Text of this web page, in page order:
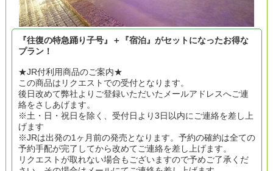
『往復の特急踊り子号』＋『宿泊』がセットになったお得な
プラン！
★JR付利用商品のご案内★
この商品はリクエストでの受付となります。
後日改めて弊社よりご登録いただいたメールアドレスへご連
絡をさしあげます。
※土・日・祝日を除く、受付日より3日以内にご連絡を差し上
げます
※JRは出発の1ヶ月前の発売となります。予約の確約は全ての
予約手配が完了してから改めてご連絡を差し上げます。
リクエストが取れない場合もございますので予めご了承くだ